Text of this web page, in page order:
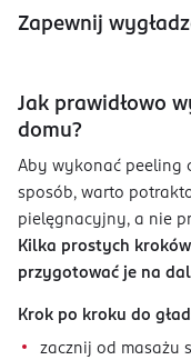
Zapewnij
Jak prawidłowo
domu?
Aby wykonać peeling
sposób, warto
pielęgnacyjny, a nie
Kilka prostych
przygotować je na
Krok po kroku do
zacznij od masażu